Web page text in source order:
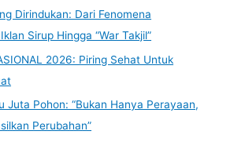
Dirindukan: Dari Fenomena
Sirup Hingga “War Takjil”
2026: Piring Sehat Untuk
Juta Pohon: “Bukan Hanya Perayaan,
Perubahan”